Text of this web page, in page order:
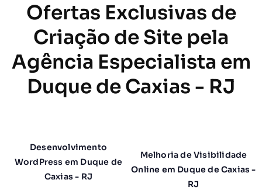
Ofertas Exclusivas de
Criação de Site pela
Agência Especialista em
Duque de Caxias - RJ
Desenvolvimento
WordPress em Duque de
Caxias - RJ
Melhoria de Visibilidade
Online em Duque de Caxias -
RJ